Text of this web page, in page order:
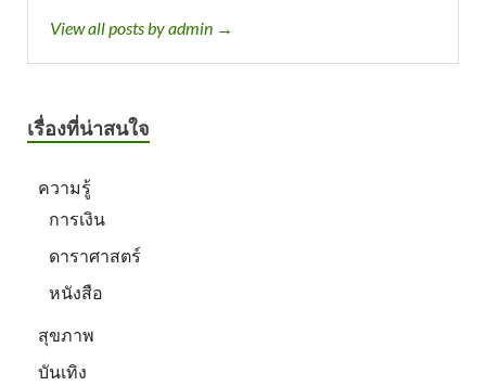
View all posts by admin →
เรื่องที่น่าสนใจ
ความรู้
การเงิน
ดาราศาสตร์
หนังสือ
สุขภาพ
บันเทิง